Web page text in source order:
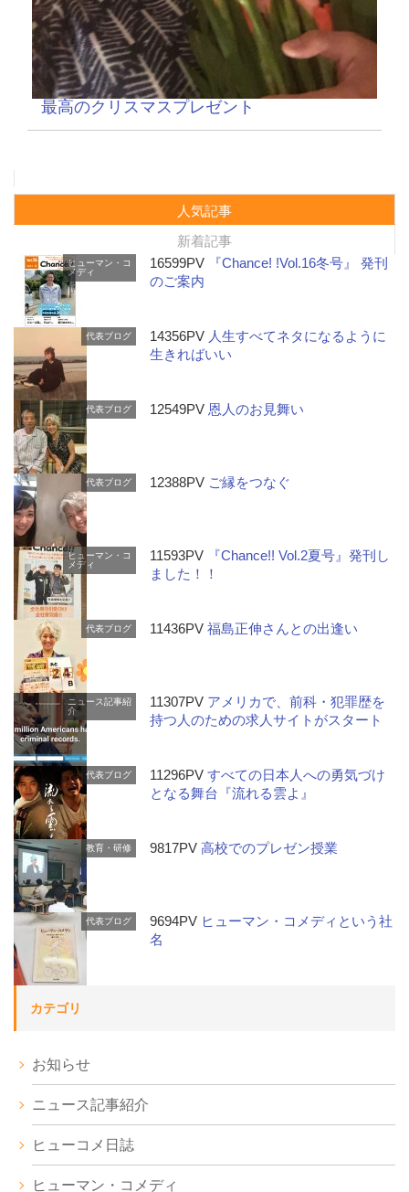
最高のクリスマスプレゼント
人気記事
新着記事
ヒューマン・コ
メディ
16599PV
『Chance! !Vol.16冬号』 発刊
のご案内
代表ブログ 14356PV 人生すべてネタになるように
生きればいい
代表ブログ 12549PV 恩人のお見舞い
代表ブログ 12388PV ご縁をつなぐ
ヒューマン・コ
メディ
11593PV
『Chance!! Vol.2夏号』発刊し
ました！！
代表ブログ 11436PV福島正伸さんとの出逢い
ニュース記事紹
介
11307PV アメリカで、前科・犯罪歴を
持つ人のための求人サイトがスタート
代表ブログ 11296PVすべての日本人への勇気づけ
となる舞台『流れる雲よ』
教育・研修 9817PV高校でのプレゼン授業
代表ブログ 9694PV ヒューマン・コメディという社
名
カテゴリ
お知らせ
ニュース記事紹介
ヒューコメ日誌
ヒューマン・コメディ